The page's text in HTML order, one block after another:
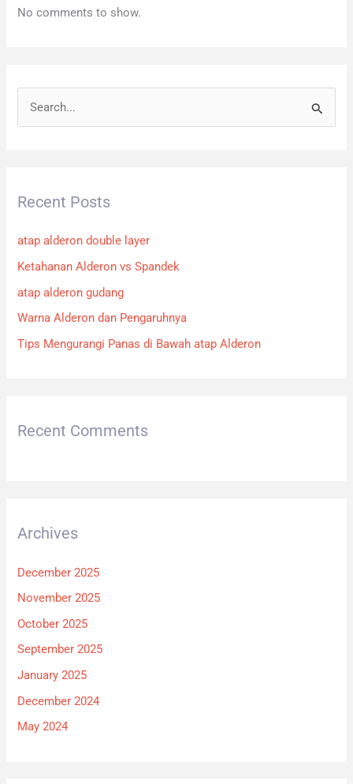
No comments to show.
c
f
o
r
:
Recent Posts
atap alderon double layer
Ketahanan Alderon vs Spandek
atap alderon gudang
Warna Alderon dan Pengaruhnya
Tips Mengurangi Panas di Bawah atap Alderon
Recent Comments
Archives
December 2025
November 2025
October 2025
September 2025
January 2025
December 2024
May 2024